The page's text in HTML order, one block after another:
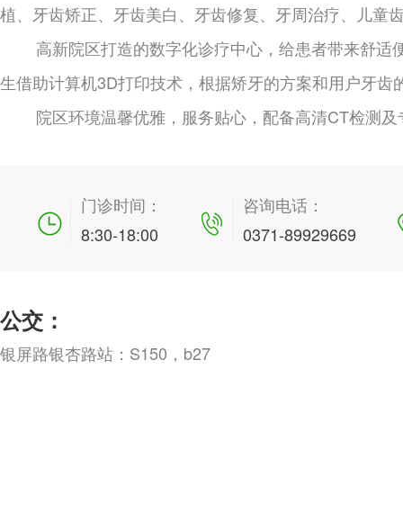
植、牙齿矫正、牙齿美白、牙齿修复、牙周治疗、儿童
高新院区打造的数字化诊疗中心，给患者带来舒
生借助计算机3D打印技术，根据矫牙的方案和用户牙
院区环境温馨优雅，服务贴心，配备高清CT检测
门诊时间：
8:30-18:00
咨询电话：
0371-89929669
公交：
银屏路银杏路站：S150，b27